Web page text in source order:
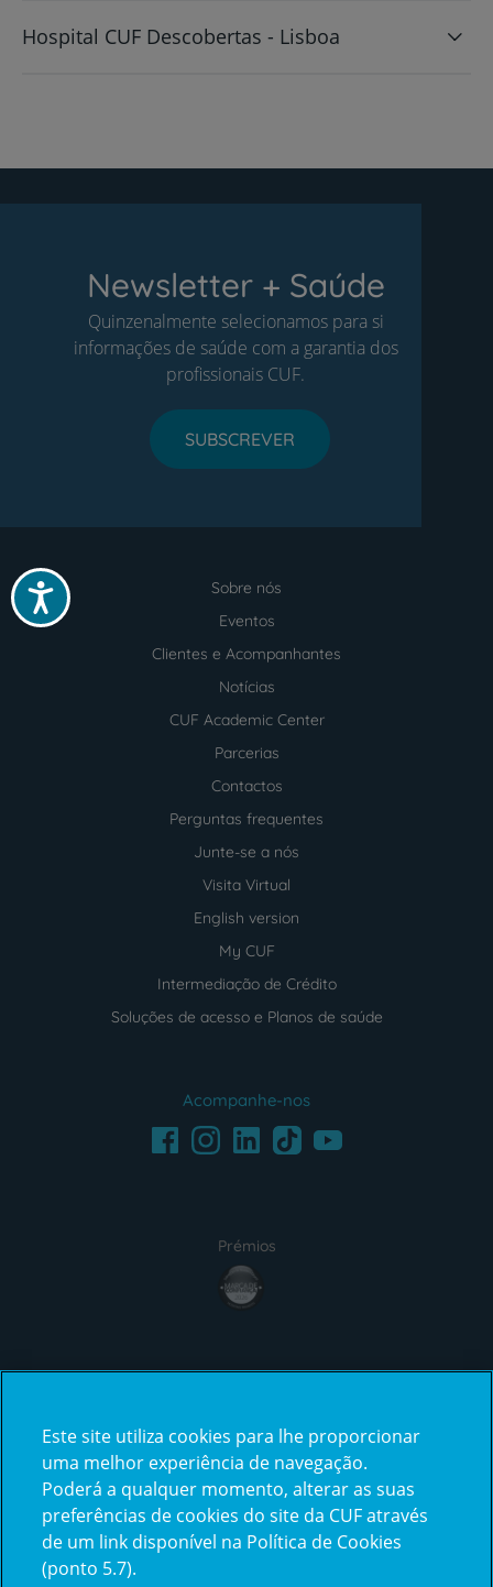
Acessibilidade
Hospital CUF Descobertas - Lisboa
Newsletter + Saúde
Quinzenalmente selecionamos para si
informações de saúde com a garantia dos
profissionais CUF.
SUBSCREVER
Sobre nós
Eventos
Clientes e Acompanhantes
Notícias
CUF Academic Center
Parcerias
Contactos
Perguntas frequentes
Junte-se a nós
Visita Virtual
English version
My CUF
Intermediação de Crédito
Soluções de acesso e Planos de saúde
Acompanhe-nos
FacebookInstagramLinkedInTikTokYoutube
Prémios
award4
certification2certification3
Este site utiliza cookies para lhe proporcionar
uma melhor experiência de navegação.
Poderá a qualquer momento, alterar as suas
preferências de cookies do site da CUF através
de um link disponível na Política de Cookies
(ponto 5.7).